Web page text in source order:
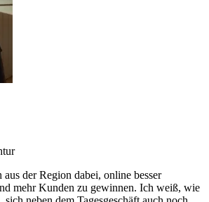
der Region dabei, online besser
mehr Kunden zu gewinnen. Ich weiß, wie